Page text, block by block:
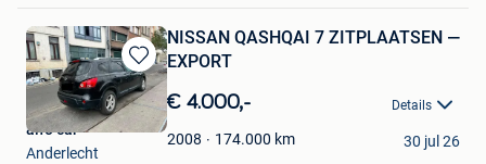
Bewaren
in
Mijn
Favorieten
NISSAN QASHQAI 7 ZITPLAATSEN —
EXPORT
€ 4.000,- Details
2008 174.000 km
alfo car
Anderlecht
30 jul 26